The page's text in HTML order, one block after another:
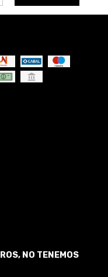
NO TENEMOS